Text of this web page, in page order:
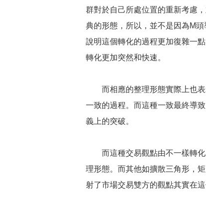
群對於自己所處位置的重新考慮
典的形態，所以，並不是因為M
說明這個轉化的過程更加復雜一
轉化更加突然和快速。
而相應的整理形態實際上也表
一致的過程。而這種一致最終導
義上的突破。
而這種交易觀點由不一樣轉化
理形態。而其他如擴散三角形，
射了市場交易雙方的觀點其實在